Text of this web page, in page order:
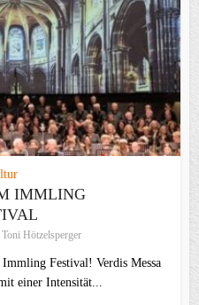
IMMLING
Toni Hötzelsperger
Festival! Verdis Messa
einer Intensität...